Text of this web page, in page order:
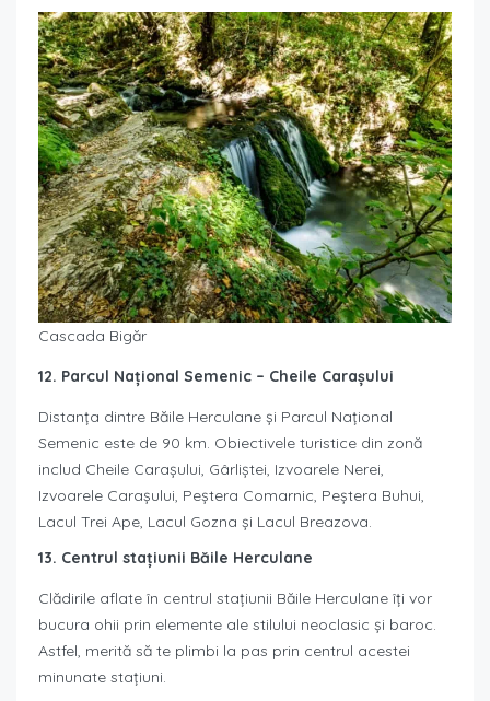
Cascada Bigăr
12. Parcul Național Semenic – Cheile Carașului
Distanța dintre Băile Herculane și Parcul Național
Semenic este de 90 km. Obiectivele turistice din zonă
includ Cheile Carașului, Gârliștei, Izvoarele Nerei,
Izvoarele Carașului, Peștera Comarnic, Peștera Buhui,
Lacul Trei Ape, Lacul Gozna și Lacul Breazova.
13. Centrul stațiunii Băile Herculane
Clădirile aflate în centrul stațiunii Băile Herculane îți vor
bucura ohii prin elemente ale stilului neoclasic și baroc.
Astfel, merită să te plimbi la pas prin centrul acestei
minunate stațiuni.